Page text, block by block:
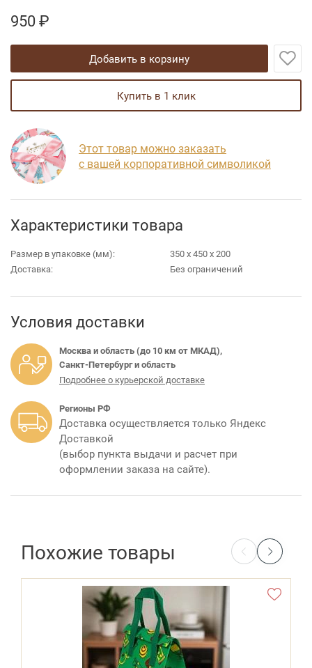
950 ₽
добавить в корзину
купить в 1 клик
Этот товар можно заказать
с вашей корпоративной символикой
Характеристики товара
Размер в упаковке (мм):
350 х 450 х 200
Доставка:
Без ограничений
Условия доставки
Москва и область (до 10 км от МКАД),
Санкт-Петербург и область
Подробнее о курьерской доставке
Регионы РФ
Доставка осуществляется только Яндекс
Доставкой
(выбор пункта выдачи и расчет при
оформлении заказа на сайте).
Похожие товары